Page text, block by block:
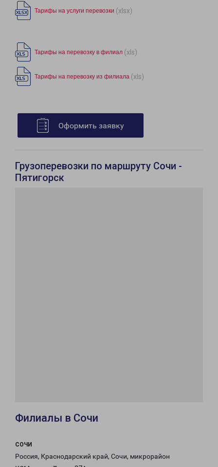
Тарифы на услуги перевозки (xlsx)
Тарифы на перевозку в филиал (xls)
Тарифы на перевозку из филиала (xls)
Оформить заявку
Грузоперевозки по маршруту Сочи -
Пятигорск
Филиалы в Сочи
СОЧИ
Россия, Краснодарский край, Сочи, микрорайон